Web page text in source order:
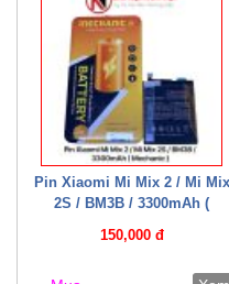
Pin Xiaomi Mi Mix 2 / Mi Mix
2S / BM3B / 3300mAh (
150,000 đ